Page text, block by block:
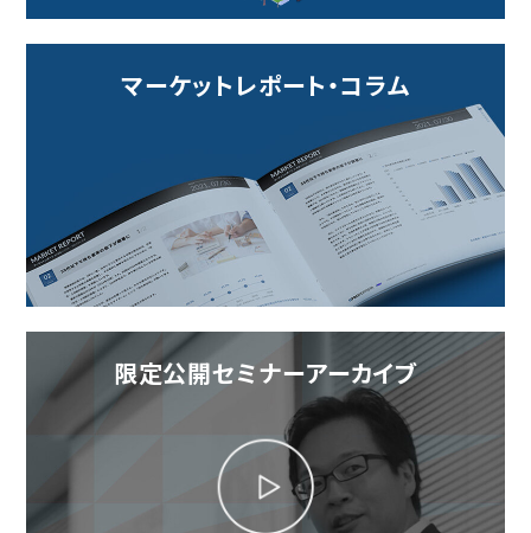
マーケットレポート・コラム
限定公開セミナーアーカイブ